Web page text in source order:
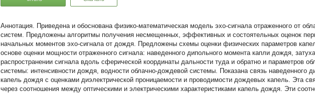
Приведена и обоснована физико-математическая модель эхо-сигнала отраженного от
систем. Предложены алгоритмы получения несмещенных, эффективных и состоятельных оценок
начальных моментов эхо-сигнала от дождя. Предложены схемы оценки физических параметров
основе оценки мощности отраженного сигнала: наведенного дипольного момента капли дождя,
распространении сигнала вдоль сферической координаты дальности туда и обратно и параметров
системы: интенсивности дождя, водности облачно-дождевой системы. Показана связь наведенного
капель дождя с оценками диэлектрической проницаемости и проводимости дождевых капель. Эта
через соотношения между оптическими и электрическими характеристиками капель дождя. Эти